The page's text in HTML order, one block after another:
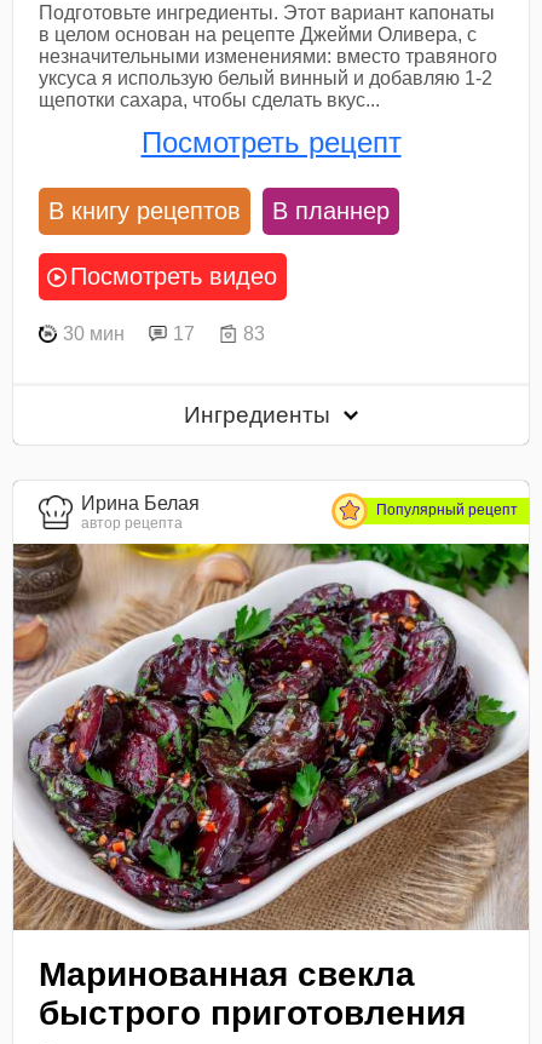
Подготовьте ингредиенты. Этот вариант капонаты
в целом основан на рецепте Джейми Оливера, с
незначительными изменениями: вместо травяного
уксуса я использую белый винный и добавляю 1-2
щепотки сахара, чтобы сделать вкус...
Посмотреть рецепт
В книгу рецептов В планнер
Посмотреть видео
30 мин 17 83
Ингредиенты
Ирина Белая
автор рецепта
Популярный рецепт
Маринованная свекла
быстрого приготовления